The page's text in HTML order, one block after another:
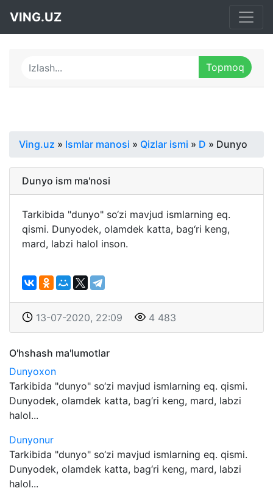
VING.UZ
Ving.uz » Ismlar manosi » Qizlar ismi » D » Dunyo
Dunyo ism ma'nosi
Tarkibida "dunyo" so‘zi mavjud ismlarning eq.
qismi. Dunyodek, olamdek katta, bag‘ri keng,
mard, labzi halol inson.
13-07-2020, 22:09 4 483
O'hshash ma'lumotlar
Dunyoxon
Tarkibida "dunyo" so‘zi mavjud ismlarning eq. qismi.
Dunyodek, olamdek katta, bag‘ri keng, mard, labzi
halol...
Dunyonur
Tarkibida "dunyo" so‘zi mavjud ismlarning eq. qismi.
Dunyodek, olamdek katta, bag‘ri keng, mard, labzi
halol...